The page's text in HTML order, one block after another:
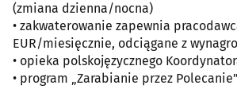
(zmiana dzienna/nocna)
• zakwaterowanie zapewnia
EUR/miesięcznie, odciągane z
• opieka polskojęzycznego
• program „Zarabianie przez